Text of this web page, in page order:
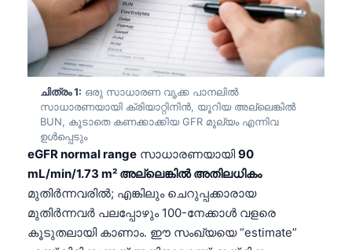
ചിത്രം 1: ഒരു സാധാരണ വൃക്ക പാനലിൽ
സാധാരണയായി ക്രിയാറ്റിനിൻ, യൂറിയ അല്ലെങ്കിൽ
BUN, കൂടാതെ കണക്കാക്കിയ GFR മൂല്യം എന്നിവ
ഉൾപ്പെടും
eGFR normal range സാധാരണയായി 90
mL/min/1.73 m² അല്ലെങ്കിൽ അതിലധികം
മുതിർന്നവരിൽ; എങ്കിലും ചെറുപ്പക്കാരായ
മുതിർന്നവർ പലപ്പോഴും 100-നേക്കാൾ വളരെ
കൂടുതലായി കാണാം. ഈ സംഖ്യയെ “estimate”